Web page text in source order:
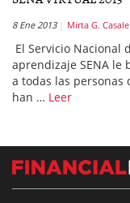
8 Ene 2013 Mirta G. Casale
El Servicio Nacional
aprendizaje SENA le
a todas las personas
han … Leer